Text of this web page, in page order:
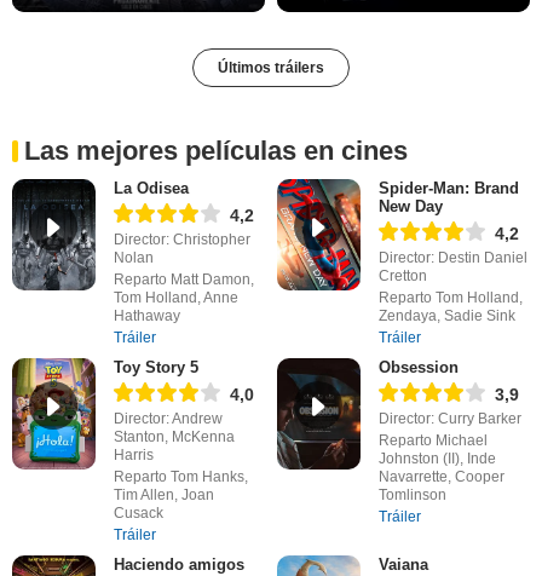
Últimos tráilers
Las mejores películas en cines
La Odisea
4,2
Director: Christopher
Nolan
Reparto Matt Damon,
Tom Holland, Anne
Hathaway
Tráiler
Spider-Man: Brand
New Day
4,2
Director: Destin Daniel
Cretton
Reparto Tom Holland,
Zendaya, Sadie Sink
Tráiler
Toy Story 5
4,0
Director: Andrew
Stanton, McKenna
Harris
Reparto Tom Hanks,
Tim Allen, Joan
Cusack
Tráiler
Obsession
3,9
Director: Curry Barker
Reparto Michael
Johnston (II), Inde
Navarrette, Cooper
Tomlinson
Tráiler
Haciendo amigos Vaiana